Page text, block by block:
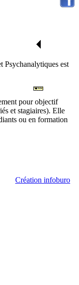
Psychanalytiques est
pour objectif
et stagiaires). Elle
ou en formation
Création infoburo